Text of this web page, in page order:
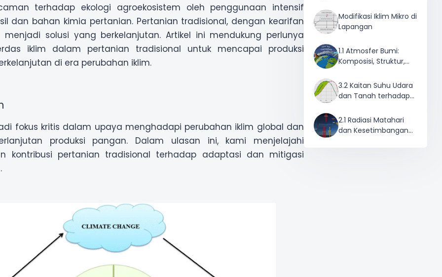
terhadap ekologi agroekosistem oleh penggunaan intensif
dan bahan kimia pertanian. Pertanian tradisional, dengan kearifan
solusi yang berkelanjutan. Artikel ini mendukung perlunya
iklim dalam pertanian tradisional untuk mencapai produksi
di era perubahan iklim.
fokus kritis dalam upaya menghadapi perubahan iklim global dan
produksi pangan. Dalam ulasan ini, kami menjelajahi
kontribusi pertanian tradisional terhadap adaptasi dan mitigasi
Modifikasi Iklim Mikro di
Lapangan
1.1 Atmosfer Bumi:
Komposisi, Struktur,
3.2 Kaitan Suhu Udara
dan Tanah terhadap
2.1 Radiasi Matahari
dan Kesetimbangan